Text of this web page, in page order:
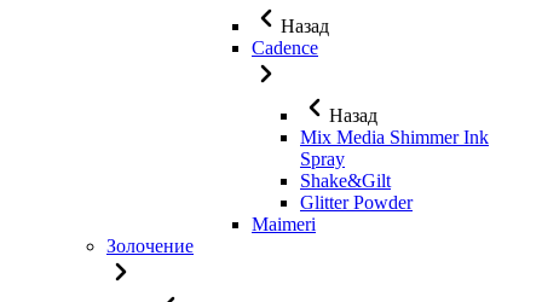
Назад
Cadence
Назад
Mix Media Shimmer Ink
Spray
Shake&Gilt
Glitter Powder
Maimeri
Золочение